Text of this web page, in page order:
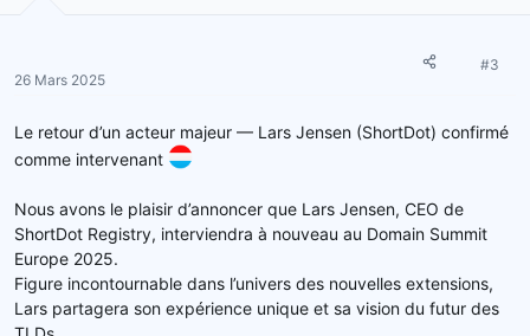
26 Mars 2025
#3
Le retour d’un acteur majeur — Lars Jensen (ShortDot) confirmé
comme intervenant
Nous avons le plaisir d’annoncer que Lars Jensen, CEO de
ShortDot Registry, interviendra à nouveau au Domain Summit
Europe 2025.
Figure incontournable dans l’univers des nouvelles extensions,
Lars partagera son expérience unique et sa vision du futur des